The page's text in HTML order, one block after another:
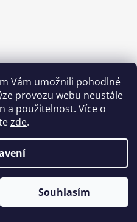
Vám umožnili pohodlné
provozu webu neustále
a použitelnost. Více o
zde.
Souhlasím